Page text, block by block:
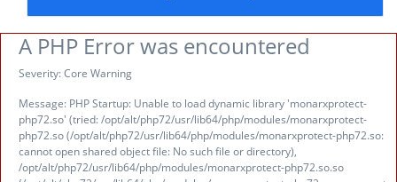
A PHP Error was encountered
Severity: Core Warning
Message: PHP Startup: Unable to load dynamic library 'monarxprotect-
php72.so' (tried: /opt/alt/php72/usr/lib64/php/modules/monarxprotect-
php72.so (/opt/alt/php72/usr/lib64/php/modules/monarxprotect-php72.so:
cannot open shared object file: No such file or directory),
/opt/alt/php72/usr/lib64/php/modules/monarxprotect-php72.so.so